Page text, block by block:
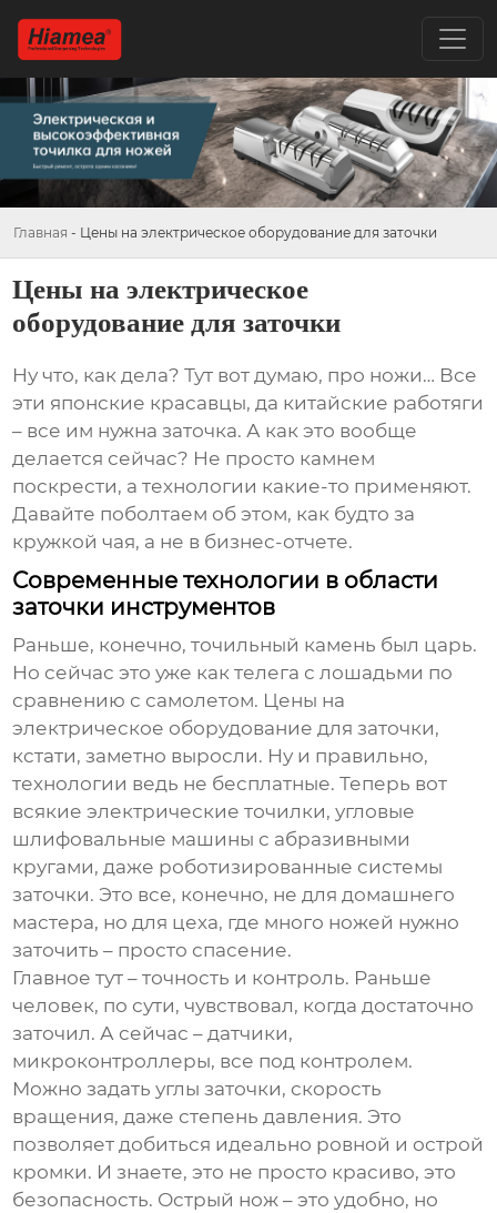
Главная - Цены на электрическое оборудование для заточки
Цены на электрическое
оборудование для заточки
Ну что, как дела? Тут вот думаю, про ножи… Все
эти японские красавцы, да китайские работяги
– все им нужна заточка. А как это вообще
делается сейчас? Не просто камнем
поскрести, а технологии какие-то применяют.
Давайте поболтаем об этом, как будто за
кружкой чая, а не в бизнес-отчете.
Современные технологии в области
заточки инструментов
Раньше, конечно, точильный камень был царь.
Но сейчас это уже как телега с лошадьми по
сравнению с самолетом. Цены на
электрическое оборудование для заточки,
кстати, заметно выросли. Ну и правильно,
технологии ведь не бесплатные. Теперь вот
всякие электрические точилки, угловые
шлифовальные машины с абразивными
кругами, даже роботизированные системы
заточки. Это все, конечно, не для домашнего
мастера, но для цеха, где много ножей нужно
заточить – просто спасение.
Главное тут – точность и контроль. Раньше
человек, по сути, чувствовал, когда достаточно
заточил. А сейчас – датчики,
микроконтроллеры, все под контролем.
Можно задать углы заточки, скорость
вращения, даже степень давления. Это
позволяет добиться идеально ровной и острой
кромки. И знаете, это не просто красиво, это
безопасность. Острый нож – это удобно, но